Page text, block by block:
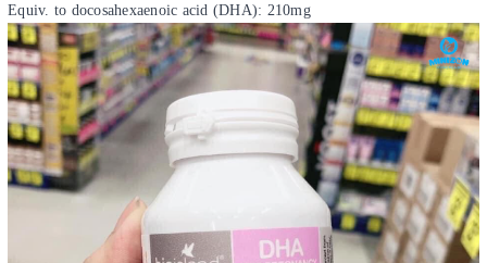
Equiv. to docosahexaenoic acid (DHA): 210mg